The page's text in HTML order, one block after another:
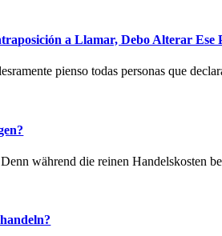
a Llamar, Debo Alterar Ese
pienso todas personas que
während die reinen Handelskosten